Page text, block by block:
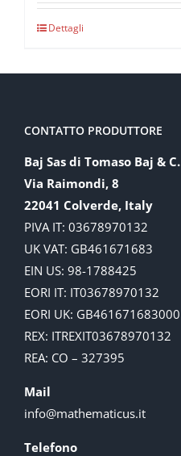
Dettagli
CONTATTO PRODUTTORE
Baj Sas di Tomaso Baj & C.
Via Raimondi, 8
22041 Colverde, Italy
PIVA IT: 03678970132
UK VAT: GB461671683
EIN US: 98-1788425
EORI IT: IT03678970132
EORI UK: GB461671683000
REX: ITREXIT03678970132
REA: CO – 327395
Mail
info@mathematicus.it
Telefono